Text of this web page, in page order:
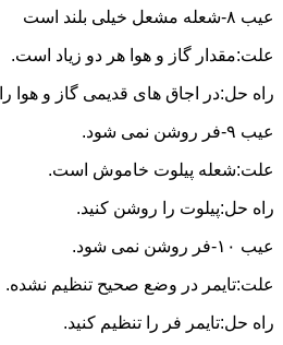
عیب ۸-شعله مشعل خیلی بلند است
علت:مقدار گاز و هوا هر دو زیاد است.
راه حل:در اجاق های قدیمی گاز و هوا
عیب ۹-فر روشن نمی شود.
علت:شعله پیلوت خاموش است.
راه حل:پیلوت را روشن کنید.
عیب ۱۰-فر روشن نمی شود.
علت:تایمر در وضع صحیح تنظیم نشده.
راه حل:تایمر فر را تنظیم کنید.